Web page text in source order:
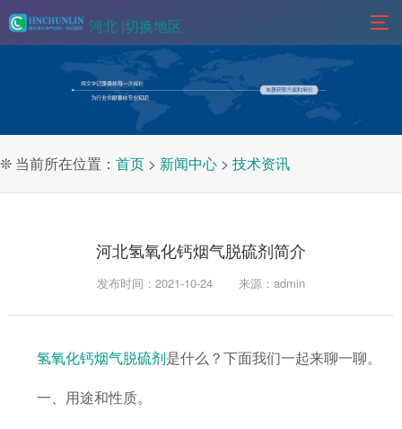
河北 |切换地区
❊ 当前所在位置： 首页 > 新闻中心 > 技术资讯
河北氢氧化钙烟气脱硫剂简介
发布时间：2021-10-24 来源：admin
氢氧化钙烟气脱硫剂 是什么？下面我们一起来聊一聊。
一、用途和性质。